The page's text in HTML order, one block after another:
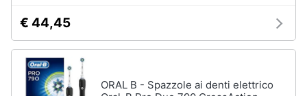
€ 44,45
ORAL B - Spazzole ai denti elettrico